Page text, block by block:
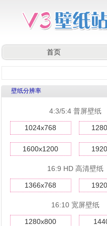
首页
壁纸分辨率
4:3/5:4 普屏壁纸
1024x768
1600x1200
16:9 HD 高清壁纸
1366x768
16:10 宽屏壁纸
1280x800